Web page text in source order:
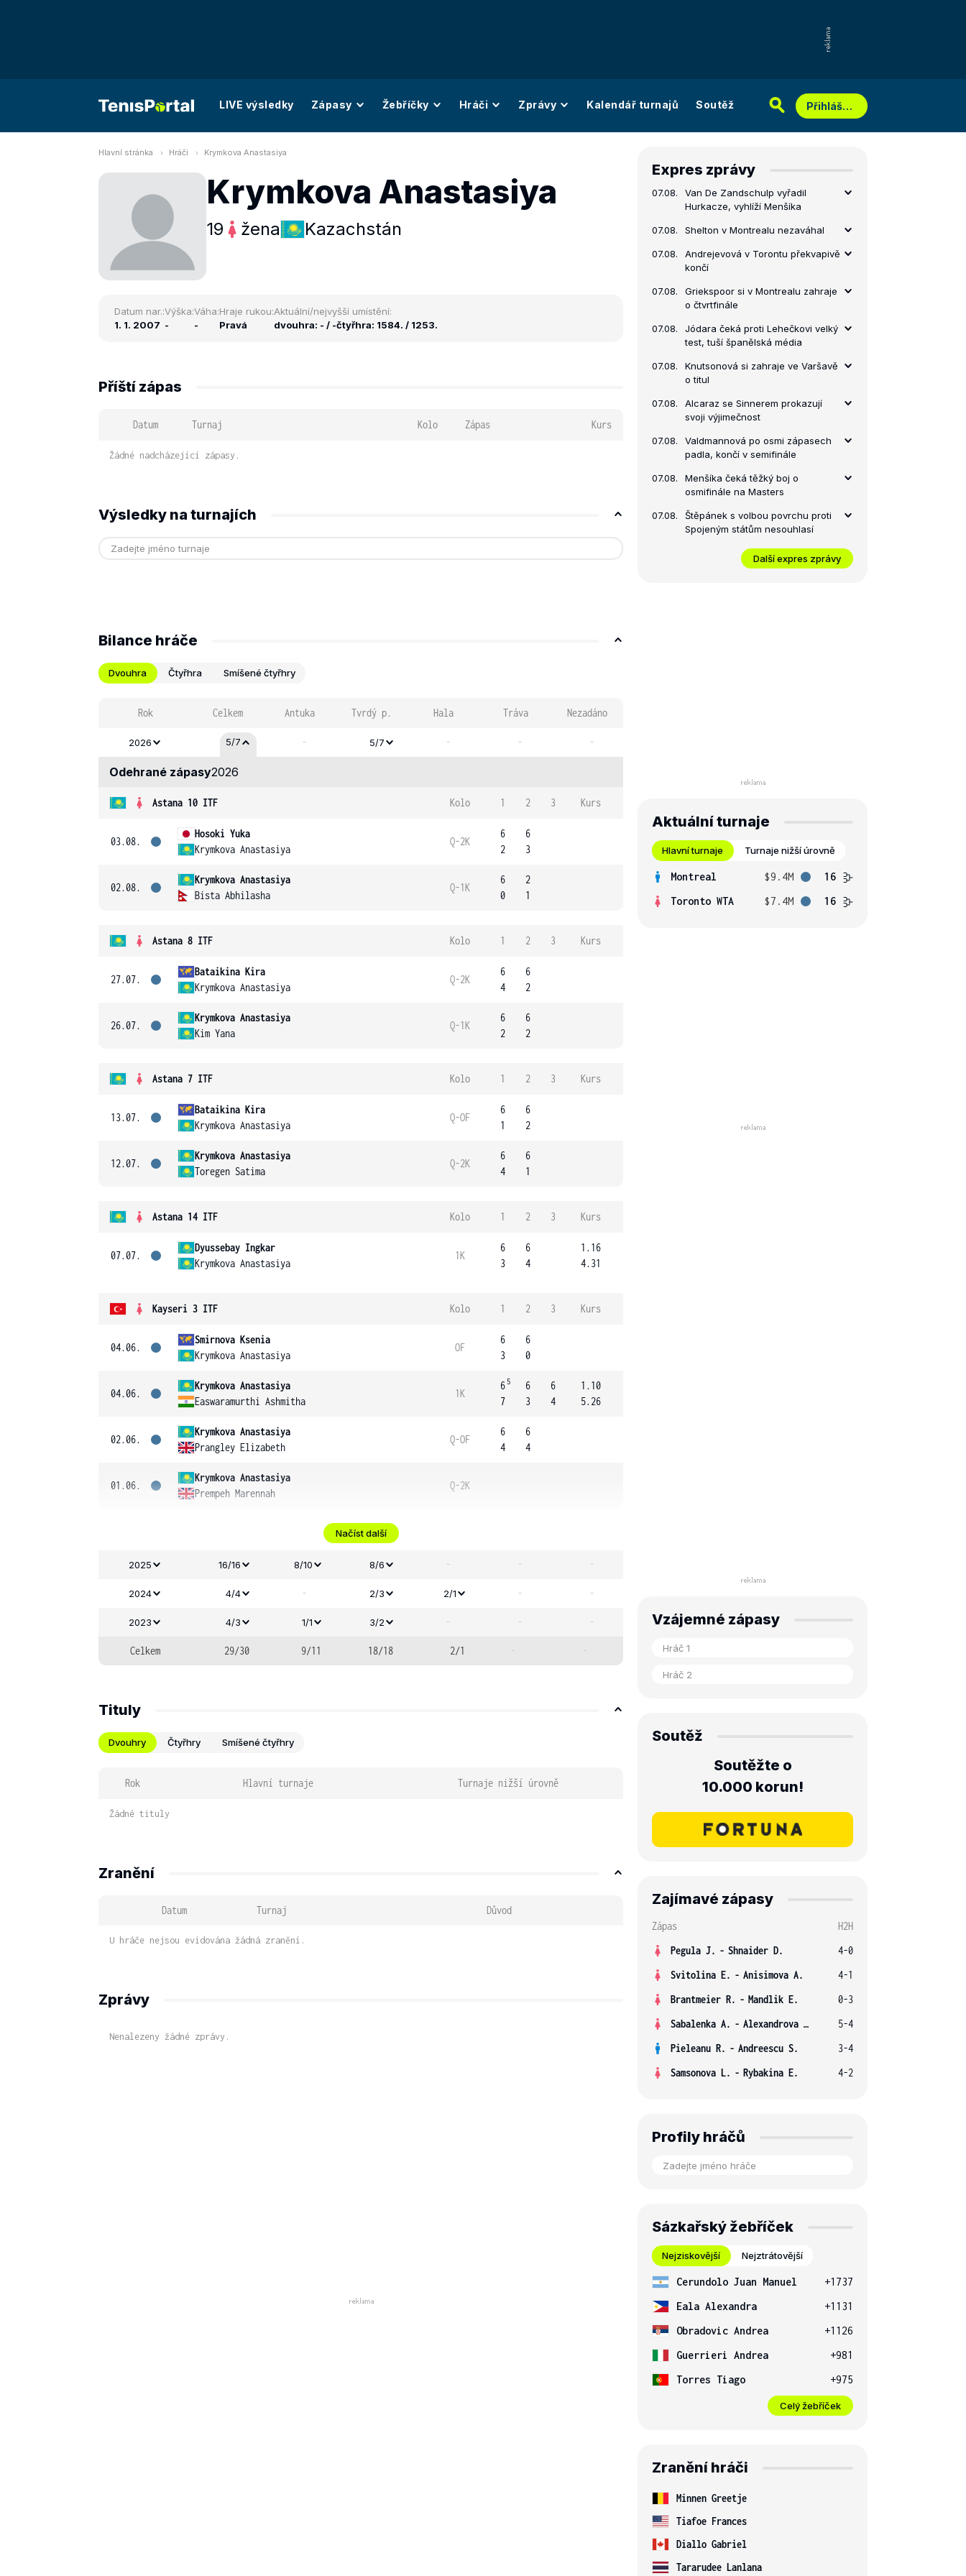
LIVE výsledky Zápasy Žebříčky Hráči Zprávy Kalendář turnajů Soutěž Přihlášení
Hlavní stránka Hráči Krymkova Anastasiya
Krymkova Anastasiya
19 žena Kazachstán
Datum nar.:
1. 1. 2007
Výška:
-
Váha:
-
Hraje rukou:
Pravá
Aktuální/nejvyšší umístění:
dvouhra: - / -čtyřhra: 1584. / 1253.
Příští zápas
Datum Turnaj Kolo Zápas Kurs
Žádné nadcházející zápasy.
Výsledky na turnajích
Bilance hráče
Dvouhra Čtyřhra Smíšené čtyřhry
Rok Celkem Antuka Tvrdý p. Hala Tráva Nezadáno
2026 5/7 - 5/7 - - -
Odehrané zápasy2026
Astana 10 ITF Kolo 1 2 3 Kurs
03.08.
Hosoki Yuka
Krymkova Anastasiya
Q-2K
6
2
6
3
02.08.
Krymkova Anastasiya
Bista Abhilasha
Q-1K
6
0
2
1
Astana 8 ITF Kolo 1 2 3 Kurs
27.07.
Bataikina Kira
Krymkova Anastasiya
Q-2K
6
4
6
2
26.07.
Krymkova Anastasiya
Kim Yana
Q-1K
6
2
6
2
Astana 7 ITF Kolo 1 2 3 Kurs
13.07.
Bataikina Kira
Krymkova Anastasiya
Q-OF
6
1
6
2
12.07.
Krymkova Anastasiya
Toregen Satima
Q-2K
6
4
6
1
Astana 14 ITF Kolo 1 2 3 Kurs
07.07.
Dyussebay Ingkar
Krymkova Anastasiya
1K
6
3
6
4
1.16
4.31
Kayseri 3 ITF Kolo 1 2 3 Kurs
04.06.
Smirnova Ksenia
Krymkova Anastasiya
OF
6
3
6
0
04.06.
Krymkova Anastasiya
Easwaramurthi Ashmitha
1K
6 5
7
6
3
6
4
1.10
5.26
02.06.
Krymkova Anastasiya
Prangley Elizabeth
Q-OF
6
4
6
4
01.06.
Krymkova Anastasiya
Prempeh Marennah
Q-2K
Načíst další
2025 16/16 8/10 8/6 - - -
2024 4/4 - 2/3 2/1 - -
2023 4/3 1/1 3/2 - - -
Celkem 29/30 9/11 18/18 2/1 - -
Tituly
Dvouhry Čtyřhry Smíšené čtyřhry
Rok Hlavní turnaje Turnaje nižší úrovně
Žádné tituly
Zranění
Datum Turnaj Důvod
U hráče nejsou evidována žádná zranění.
Zprávy
Nenalezeny žádné zprávy.
Expres zprávy
07.08.
Van De Zandschulp vyřadil
Hurkacze, vyhlíží Menšíka
07.08. Shelton v Montrealu nezaváhal
07.08.
Andrejevová v Torontu překvapivě
končí
07.08.
Griekspoor si v Montrealu zahraje
o čtvrtfinále
07.08.
Jódara čeká proti Lehečkovi velký
test, tuší španělská média
07.08.
Knutsonová si zahraje ve Varšavě
o titul
07.08.
Alcaraz se Sinnerem prokazují
svoji výjimečnost
07.08.
Valdmannová po osmi zápasech
padla, končí v semifinále
07.08.
Menšíka čeká těžký boj o
osmifinále na Masters
07.08.
Štěpánek s volbou povrchu proti
Spojeným státům nesouhlasí
Další expres zprávy
Aktuální turnaje
Hlavní turnaje Turnaje nižší úrovně
Montreal $9.4M
16
Toronto WTA
$7.4M 16
Vzájemné zápasy
Soutěž
Soutěžte o
10.000 korun!
Zajímavé zápasy
Zápas
H2H
Pegula J. - Shnaider D.
4-0
Svitolina E. - Anisimova A.
4-1
Brantmeier R. - Mandlik E.
0-3
Sabalenka A. - Alexandrova E.
5-4
Pieleanu R. - Andreescu S.
3-4
Samsonova L. - Rybakina E. 4-2
Profily hráčů
Sázkařský žebříček
Nejziskovější Nejztrátovější
Cerundolo Juan Manuel
+1737
Eala Alexandra
+1131
Obradovic Andrea
+1126
Guerrieri Andrea
+981
Torres Tiago
+975
Celý žebříček
Zranění hráči
Minnen Greetje
Tiafoe Frances
Diallo Gabriel
Tararudee Lanlana